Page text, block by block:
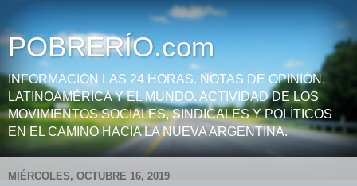
POBRERÍO.com
INFORMACIÓN LAS 24 HORAS. NOTAS DE OPINIÓN.
LATINOAMÉRICA Y EL MUNDO. ACTIVIDAD DE LOS
MOVIMIENTOS SOCIALES, SINDICALES Y POLÍTICOS
EN EL CAMINO HACIA LA NUEVA ARGENTINA.
MIÉRCOLES, OCTUBRE 16, 2019